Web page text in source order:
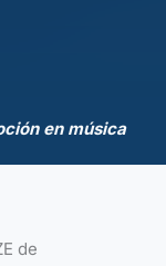
en música